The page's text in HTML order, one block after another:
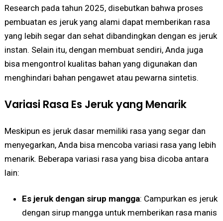
Research pada tahun 2025, disebutkan bahwa proses
pembuatan es jeruk yang alami dapat memberikan rasa
yang lebih segar dan sehat dibandingkan dengan es jeruk
instan. Selain itu, dengan membuat sendiri, Anda juga
bisa mengontrol kualitas bahan yang digunakan dan
menghindari bahan pengawet atau pewarna sintetis.
Variasi Rasa Es Jeruk yang Menarik
Meskipun es jeruk dasar memiliki rasa yang segar dan
menyegarkan, Anda bisa mencoba variasi rasa yang lebih
menarik. Beberapa variasi rasa yang bisa dicoba antara
lain:
Es jeruk dengan sirup mangga: Campurkan es jeruk
dengan sirup mangga untuk memberikan rasa manis